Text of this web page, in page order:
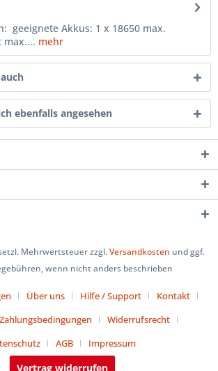
geeignete Akkus: 1 x 18650 max.
max.... mehr
ebenfalls angesehen
Mehrwertsteuer zzgl.Versandkosten und ggf.
wenn nicht anders beschrieben
Über uns Hilfe / Support
Kontakt
Widerrufsrecht
AGB Impressum
Vertrag widerrufen